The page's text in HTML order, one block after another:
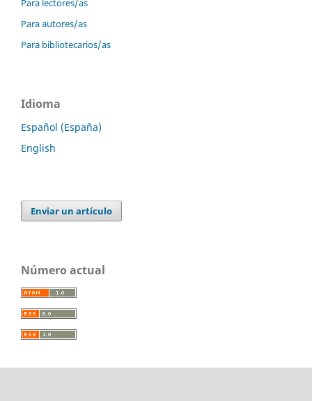
Para autores/as
Para bibliotecarios/as
Idioma
Español (España)
English
Enviar un artículo
Número actual